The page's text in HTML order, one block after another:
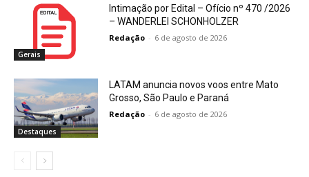
Gerais
Intimação por Edital – Ofício nº 470 /2026
– WANDERLEI SCHONHOLZER
Redação - 6 de agosto de 2026
Destaques
LATAM anuncia novos voos entre Mato
Grosso, São Paulo e Paraná
Redação - 6 de agosto de 2026